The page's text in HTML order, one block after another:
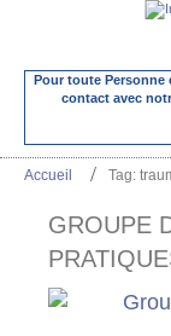
Pour toute Personne
contact avec
Accueil Tag:
GROUPE